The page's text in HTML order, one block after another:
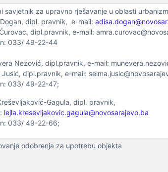
savjetnik za upravno rješavanje u oblasti
dipl. pravnik, e-mail:
dipl.pravnik, e-mail:
033/ 49-22-44
Nezović, dipl.pravnik, e-mail:
Jusić, dipl.pravnik, e-mail:
033/ 49-22-47;
Gagula, dipl. pravnik,
lejla.kresevljakovic.gagula@novosarajevo.ba
033/ 49-22-66;
odobrenja za upotrebu objekta